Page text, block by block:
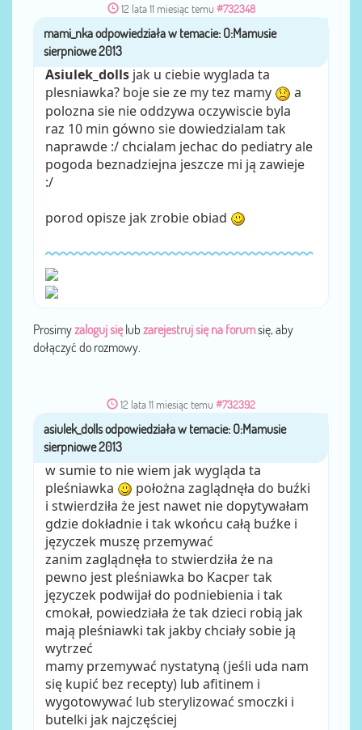
12 lata 11 miesiąc temu #732348
przezmami_nka
Asiulek_dolls jak u ciebie wyglada ta
plesniawka? boje sie ze my tez mamy
a
polozna sie nie oddzywa oczywiscie byla
raz 10 min gówno sie dowiedzialam tak
naprawde :/ chcialam jechac do pediatry ale
pogoda beznadziejna jeszcze mi ją zawieje
:/
porod opisze jak zrobie obiad
Prosimyzaloguj sięlub zarejestruj się na forumsię, aby
dołączyć do rozmowy.
12 lata 11 miesiąc temu #732392
przezasiulek_dolls
w sumie to nie wiem jak wygląda ta
pleśniawka
położna zaglądnęła do buźki
i stwierdziła że jest nawet nie dopytywałam
gdzie dokładnie i tak wkońcu całą buźke i
języczek muszę przemywać
zanim zaglądnęła to stwierdziła że na
pewno jest pleśniawka bo Kacper tak
języczek podwijał do podniebienia i tak
cmokał, powiedziała że tak dzieci robią jak
mają pleśniawki tak jakby chciały sobie ją
wytrzeć
mamy przemywać nystatyną (jeśli uda nam
się kupić bez recepty) lub afitinem i
wygotowywać lub sterylizować smoczki i
butelki jak najczęściej